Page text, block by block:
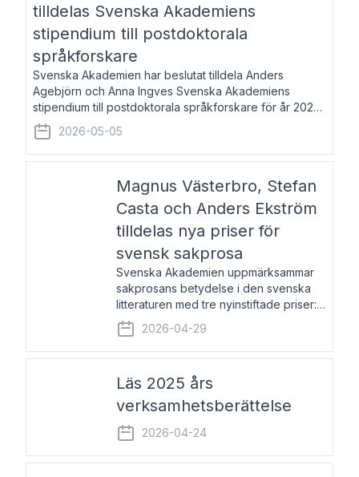
tilldelas Svenska Akademiens
stipendium till postdoktorala
språkforskare
Svenska Akademien har beslutat tilldela Anders
Agebjörn och Anna Ingves Svenska Akademiens
stipendium till postdoktorala språkforskare för år 2026.
Stipendiebeloppet är 75 000 kronor per mottagare.
Anders Agebjörn, född 1984, är universitet
2026-05-05
Magnus Västerbro, Stefan
Casta och Anders Ekström
tilldelas nya priser för
svensk sakprosa
Svenska Akademien uppmärksammar
sakprosans betydelse i den svenska
litteraturen med tre nyinstiftade priser:
Svenska Akademiens pris till
framstående författare av svensk
sakprosa som i år går till Magnus
2026-04-29
Läs 2025 års
verksamhetsberättelse
2026-04-24